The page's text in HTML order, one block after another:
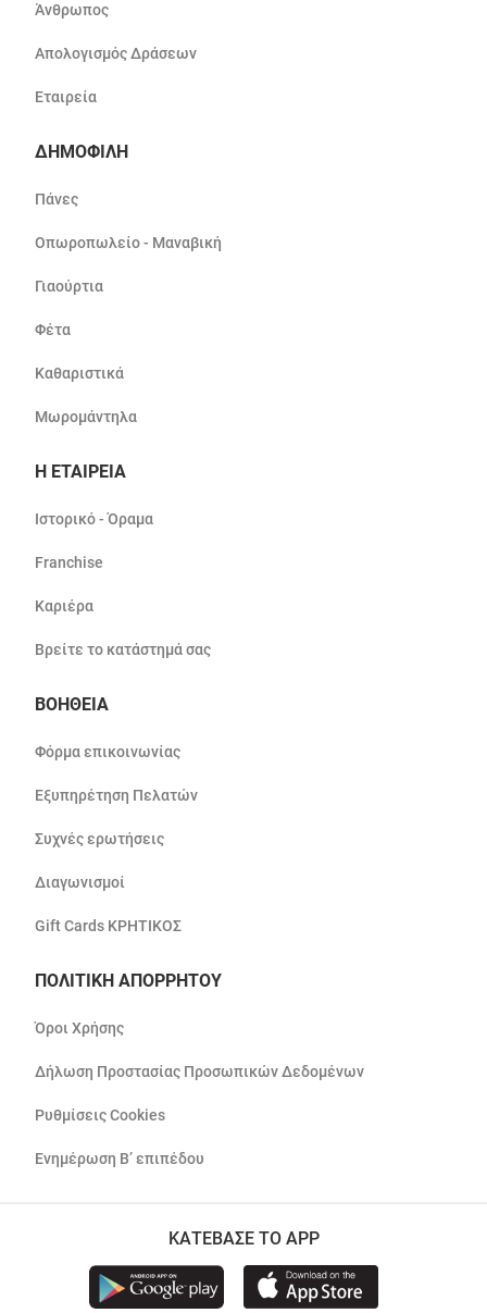
Άνθρωπος
Απολογισμός Δράσεων
Εταιρεία
ΔΗΜΟΦΙΛΗ
Πάνες
Οπωροπωλείο - Μαναβική
Γιαούρτια
Φέτα
Καθαριστικά
Μωρομάντηλα
Η ΕΤΑΙΡΕΙΑ
Ιστορικό - Όραμα
Franchise
Καριέρα
Βρείτε το κατάστημά σας
ΒΟΗΘΕΙΑ
Φόρμα επικοινωνίας
Εξυπηρέτηση Πελατών
Συχνές ερωτήσεις
Διαγωνισμοί
Gift Cards ΚΡΗΤΙΚΟΣ
ΠΟΛΙΤΙΚΗ ΑΠΟΡΡΗΤΟΥ
Όροι Χρήσης
Δήλωση Προστασίας Προσωπικών Δεδομένων
Ρυθμίσεις Cookies
Ενημέρωση Β’ επιπέδου
ΚΑΤΕΒΑΣΕ ΤΟ APP